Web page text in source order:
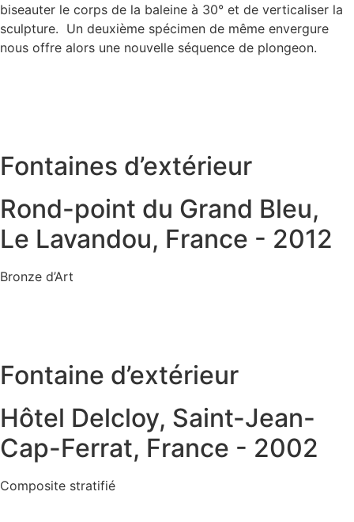
biseauter le corps de la baleine à 30° et de verticaliser la
sculpture. Un deuxième spécimen de même envergure
nous offre alors une nouvelle séquence de plongeon.
Fontaines d’extérieur
Rond-point du Grand Bleu,
Le Lavandou, France - 2012
Bronze d’Art
Fontaine d’extérieur
Hôtel Delcloy, Saint-Jean-
Cap-Ferrat, France - 2002
Composite stratifié